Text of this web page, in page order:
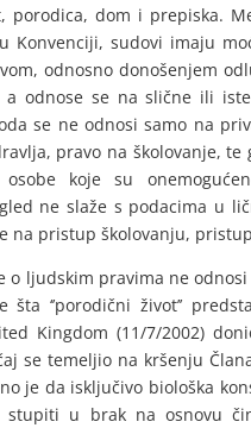
porodica, dom i prepiska.
Konvenciji, sudovi imaju
odnosno donošenjem
odnose se na slične ili
se ne odnosi samo na
pravo na školovanje,
osobe koje su
ne slaže s podacima u
na pristup školovanju,
o ljudskim pravima ne
šta ‘’porodični život’’
Kingdom (11/7/2002)
se temeljio na kršenju
je da isključivo biološka
stupiti u brak na osnovu